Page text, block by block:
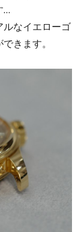
…
ルなイエローゴ
きます。